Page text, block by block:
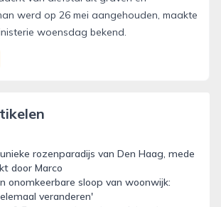
werd op 26 mei aangehouden, maakte
woensdag bekend.
rozenparadijs van Den Haag, mede
door Marco
onomkeerbare sloop van woonwijk:
veranderen'